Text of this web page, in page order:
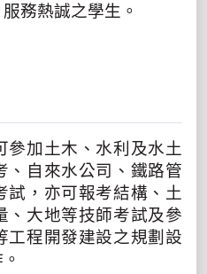
務熱誠之學生。
參加土木、水利及水土
、自來水公司、鐵路管
試，亦可報考結構、土
、大地等技師考試及參
工程開發建設之規劃設